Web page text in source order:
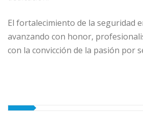
El fortalecimiento de la seguridad
avanzando con honor,
con la convicción de la pasión por